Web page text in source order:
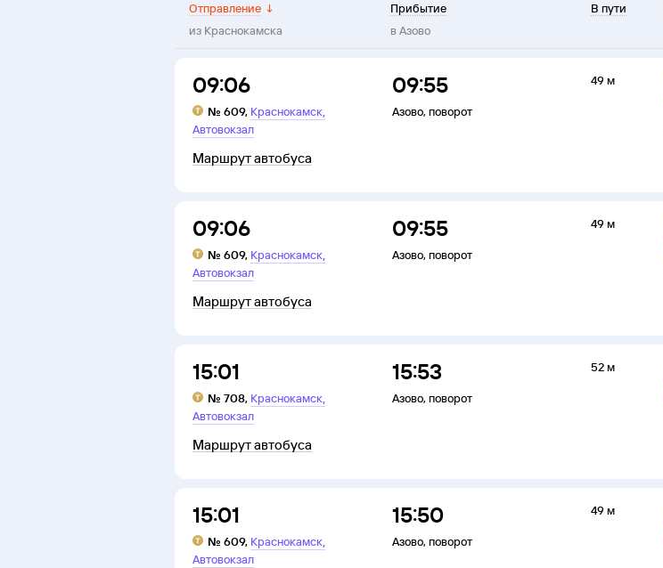
Отправление ↓
из Краснокамска
Прибытие
в Азово
В пути
09:06
№ 609, Краснокамск,
Автовокзал
09:55
Азово, поворот
49 м
Маршрут автобуса
09:06
№ 609, Краснокамск,
Автовокзал
09:55
Азово, поворот
49 м
Маршрут автобуса
15:01
№ 708, Краснокамск,
Автовокзал
15:53
Азово, поворот
52 м
Маршрут автобуса
15:01
№ 609, Краснокамск,
Автовокзал
15:50
Азово, поворот
49 м